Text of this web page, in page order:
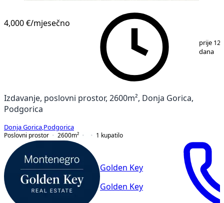
4,000 €/mjesečno
prije 127
dana
Izdavanje, poslovni prostor, 2600m², Donja Gorica,
Podgorica
Donja Gorica Podgorica
Poslovni prostor
2600m² 1 kupatilo
Golden Key
Golden Key